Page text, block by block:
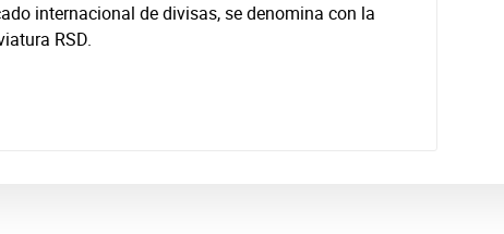
internacional de divisas, se denomina con la
RSD.